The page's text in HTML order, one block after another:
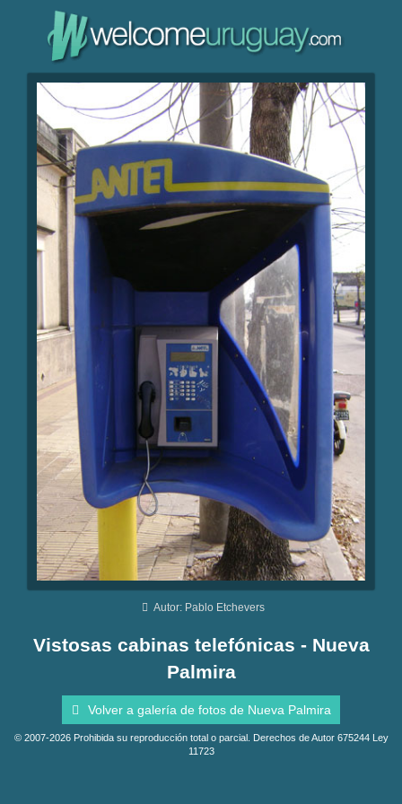
Autor: Pablo Etchevers
Vistosas cabinas telefónicas - Nueva
Palmira
Volver a galería de fotos de Nueva Palmira
© 2007-2026 Prohibida su reproducción total o parcial. Derechos de Autor 675244 Ley
11723